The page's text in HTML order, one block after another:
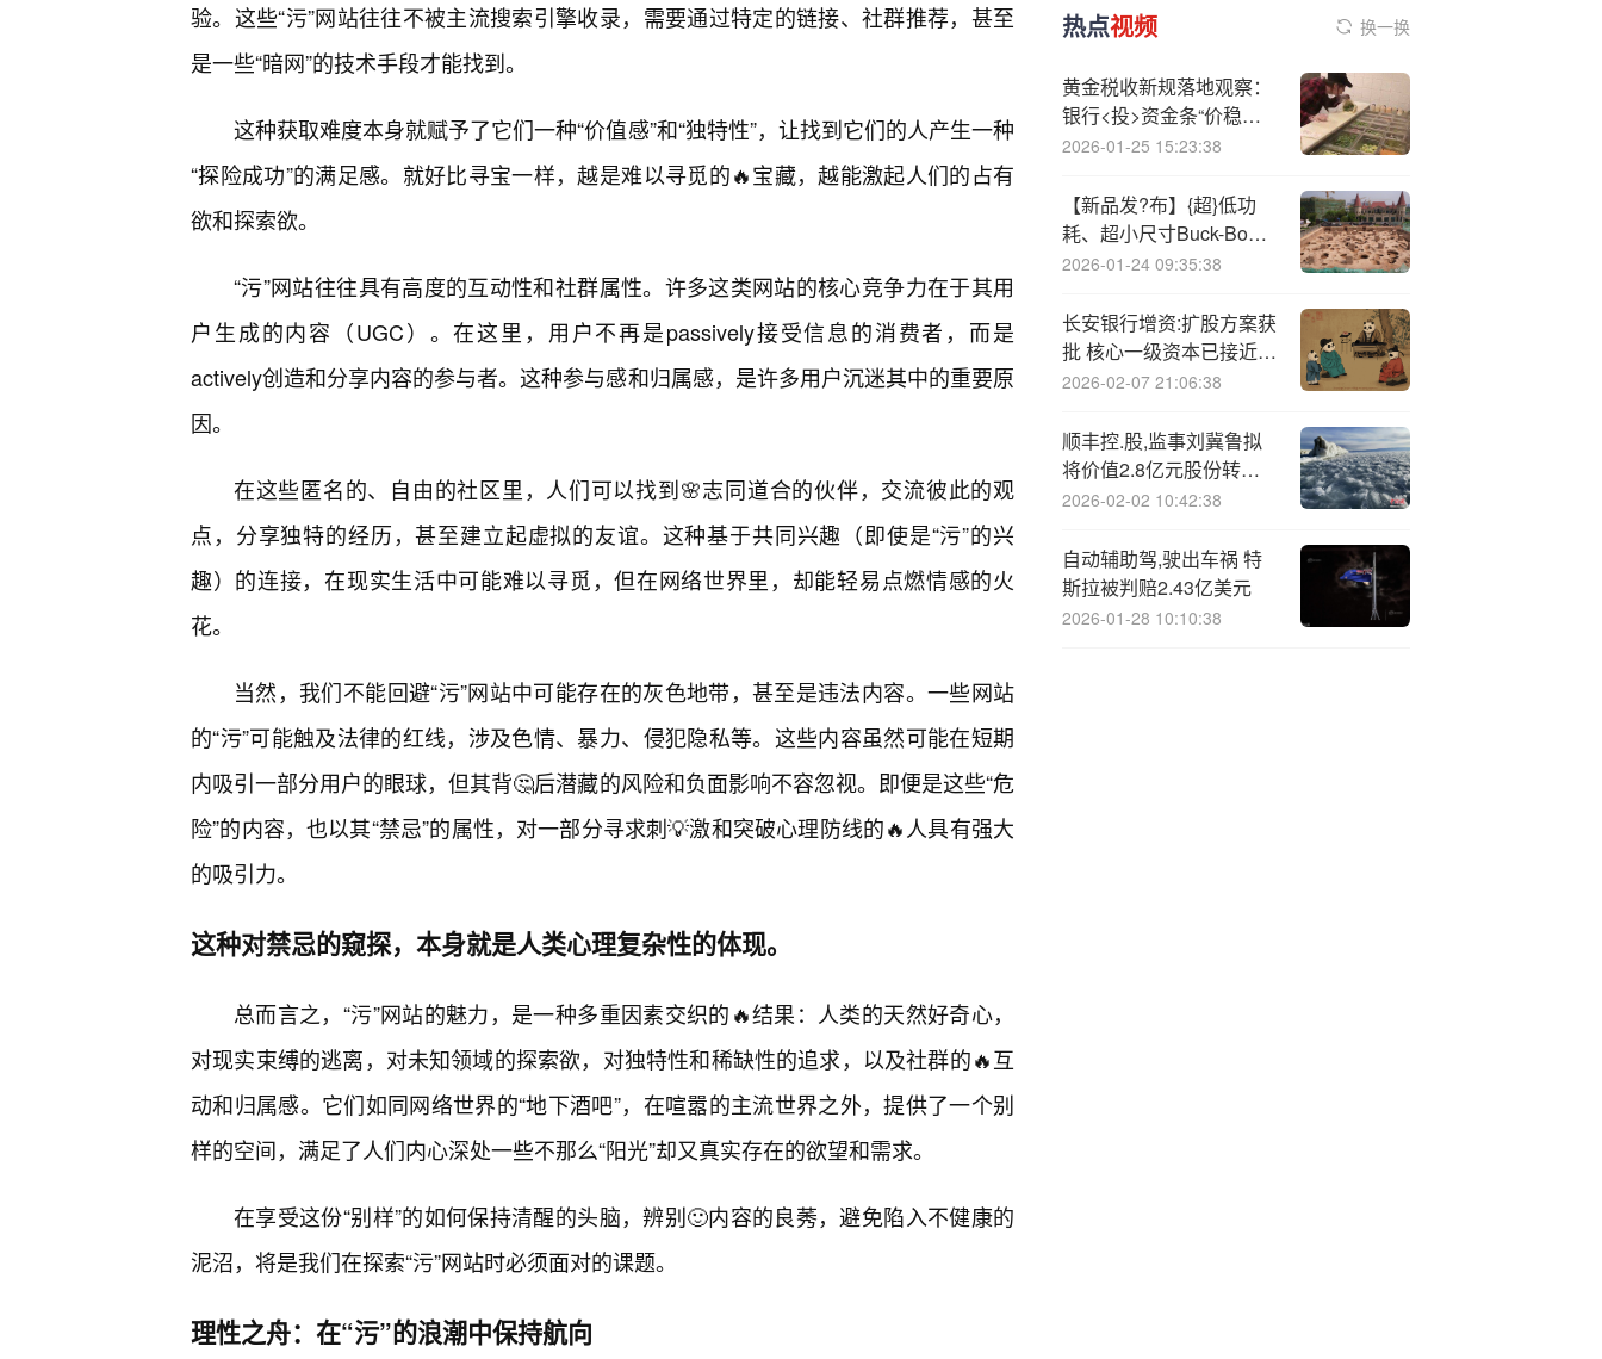
验。这些“污”网站往往不被主流搜索引擎收录，需要通过特定的链接、社群推荐，甚至
是一些“暗网”的技术手段才能找到。
这种获取难度本身就赋予了它们一种“价值感”和“独特性”，让找到它们的人产生一种
“探险成功”的满足感。就好比寻宝一样，越是难以寻觅的🔥宝藏，越能激起人们的占有
欲和探索欲。
“污”网站往往具有高度的互动性和社群属性。许多这类网站的核心竞争力在于其用
户生成的内容（UGC）。在这里，用户不再是passively接受信息的消费者，而是
actively创造和分享内容的参与者。这种参与感和归属感，是许多用户沉迷其中的重要原
因。
在这些匿名的、自由的社区里，人们可以找到🌸志同道合的伙伴，交流彼此的观
点，分享独特的经历，甚至建立起虚拟的友谊。这种基于共同兴趣（即使是“污”的兴
趣）的连接，在现实生活中可能难以寻觅，但在网络世界里，却能轻易点燃情感的火
花。
当然，我们不能回避“污”网站中可能存在的灰色地带，甚至是违法内容。一些网站
的“污”可能触及法律的红线，涉及色情、暴力、侵犯隐私等。这些内容虽然可能在短期
内吸引一部分用户的眼球，但其背🤔后潜藏的风险和负面影响不容忽视。即便是这些“危
险”的内容，也以其“禁忌”的属性，对一部分寻求刺💡激和突破心理防线的🔥人具有强大
的吸引力。
这种对禁忌的窥探，本身就是人类心理复杂性的体现。
总而言之，“污”网站的魅力，是一种多重因素交织的🔥结果：人类的天然好奇心，
对现实束缚的逃离，对未知领域的探索欲，对独特性和稀缺性的追求，以及社群的🔥互
动和归属感。它们如同网络世界的“地下酒吧”，在喧嚣的主流世界之外，提供了一个别
样的空间，满足了人们内心深处一些不那么“阳光”却又真实存在的欲望和需求。
在享受这份“别样”的如何保持清醒的头脑，辨别🙂内容的良莠，避免陷入不健康的
泥沼，将是我们在探索“污”网站时必须面对的课题。
理性之舟：在“污”的浪潮中保持航向
热点视频 换一换
黄金税收新规落地观察：
银行<投>资金条“价稳量
足”
2026-01-25 15:23:38
【新品发?布】{超}低功
耗、超小尺寸Buck-Boost
芯片AWP37701Z系列强
2026-01-24 09:35:38
长安银行增资:扩股方案获
批 核心一级资本已接近监
管红线
2026-02-07 21:06:38
顺丰控.股,监事刘冀鲁拟
将价值2.8亿元股份转让
女婿，累计减持已超35亿
2026-02-02 10:42:38
自动辅助驾,驶出车祸 特
斯拉被判赔2.43亿美元
2026-01-28 10:10:38